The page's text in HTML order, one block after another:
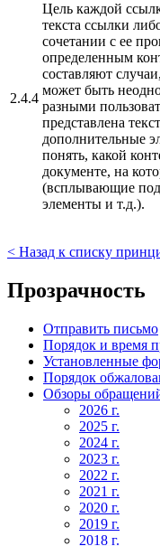
2.4.4
Цель каждой
текста ссылки
сочетании с ее
определенным
составляют
может быть
разными
представлена
дополнительные
понять, какой
документе, на
(всплывающие
элементы и т.д.).
< Назад к списку
Прозрачность
Отправить письмо
Порядок и время
Установленные
Порядок
Обзоры
2026 г.
2025 г.
2024 г.
2023 г.
2022 г.
2021 г.
2020 г.
2019 г.
2018 г.